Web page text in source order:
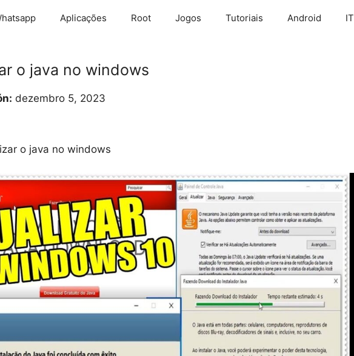
Aplicações Root Jogos Tutoriais Android IT
o java no windows
dezembro 5, 2023
o java no windows